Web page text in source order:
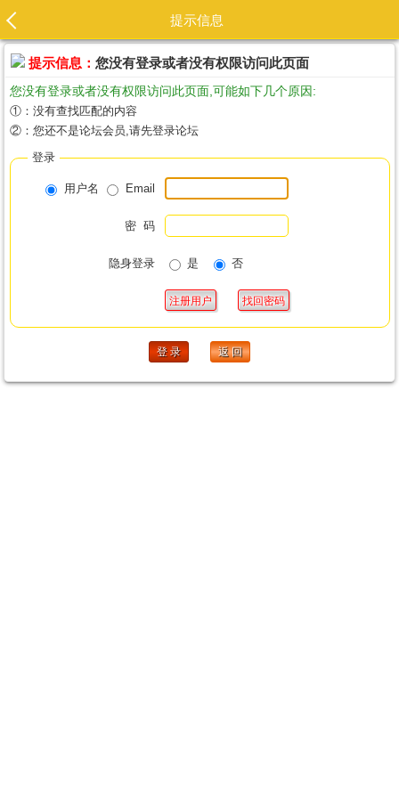
提示信息
提示信息： 您没有登录或者没有权限访问此页面
您没有登录或者没有权限访问此页面,可能如下几个原因:
①：没有查找匹配的内容
②：您还不是论坛会员,请先登录论坛
登录
用户名 Email
密 码
隐身登录 是 否